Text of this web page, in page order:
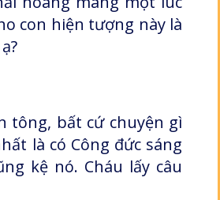
con hiện tượng này là
tông, bất cứ chuyện gì
là có Công đức sáng
kệ nó. Cháu lấy câu